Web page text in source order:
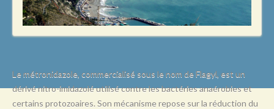
P
Q
Le métronidazole, commercialisé sous le nom de Flagyl, est un
dérivé nitro-imidazolé utilisé contre les bactéries anaérobies et
certains protozoaires. Son mécanisme repose sur la réduction du